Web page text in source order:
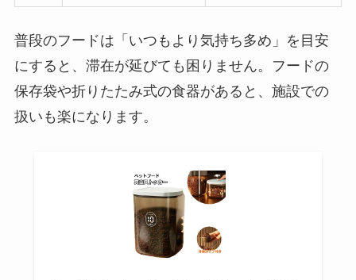
普段のフードは「いつもより気持ち多め」を目安
にすると、滞在が延びても困りません。フードの
保存袋や折りたたみ式の食器があると、施設での
扱いも楽になります。